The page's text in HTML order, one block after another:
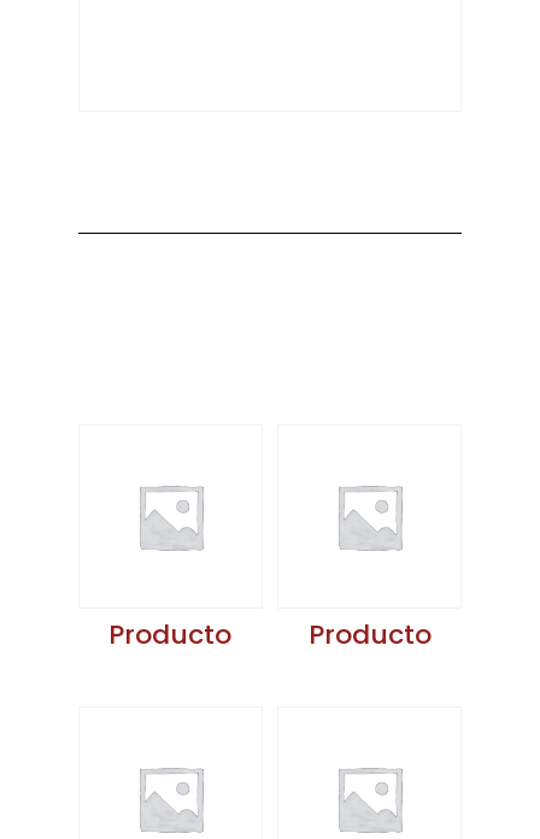
Producto Producto